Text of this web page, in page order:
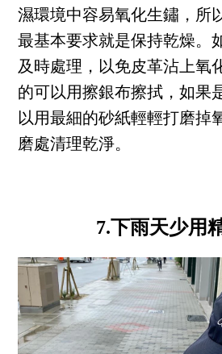
濕環境中容易氧化生鏽，所
最基本要求就是保持乾燥。
及時處理，以免皮革沾上氧
的可以用擦銀布擦拭，如果
以用最細的砂紙輕輕打磨掉
磨處清理乾淨。
7.下雨天少用